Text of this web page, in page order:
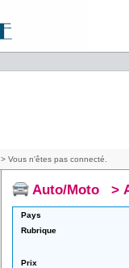
> Vous n'êtes pas connecté.
Auto/Moto >
Pays
Rubrique
Prix